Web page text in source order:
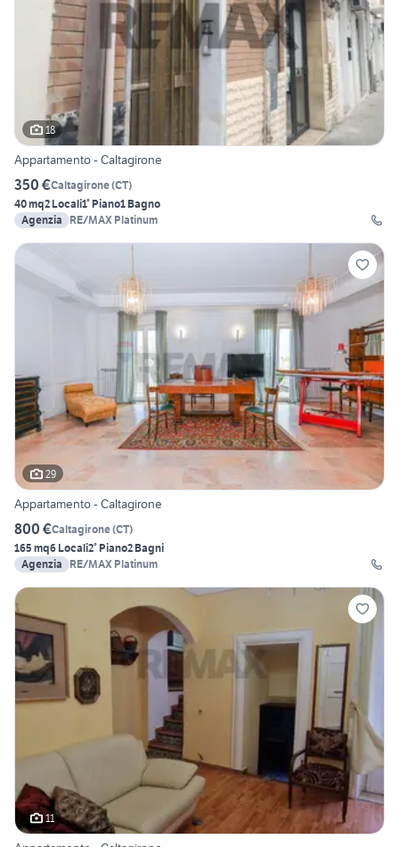
18
Appartamento - Caltagirone
350 €Caltagirone(CT)
40 mq2 Locali1° Piano1 Bagno
Agenzia
RE/MAX Platinum
29
Appartamento - Caltagirone
800 €Caltagirone(CT)
165 mq6 Locali2° Piano2 Bagni
Agenzia
RE/MAX Platinum
11